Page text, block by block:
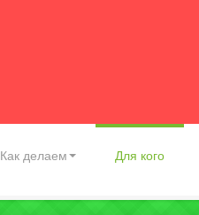
Как делаем Для кого